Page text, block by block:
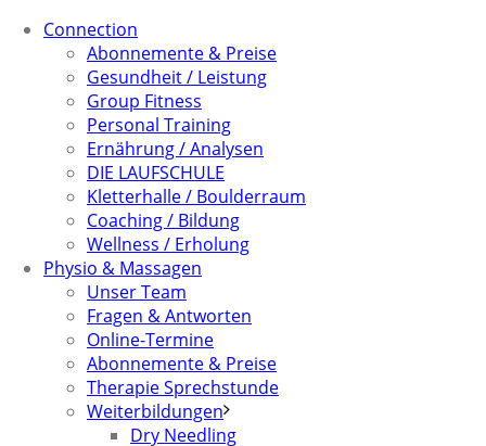
Connection
Abonnemente & Preise
Gesundheit / Leistung
Group Fitness
Personal Training
Ernährung / Analysen
DIE LAUFSCHULE
Kletterhalle / Boulderraum
Coaching / Bildung
Wellness / Erholung
Physio & Massagen
Unser Team
Fragen & Antworten
Online-Termine
Abonnemente & Preise
Therapie Sprechstunde
Weiterbildungen
Dry Needling